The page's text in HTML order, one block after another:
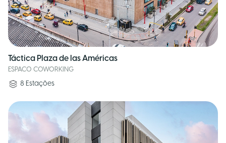
Táctica Plaza de las Américas
ESPACO COWORKING
8 Estações